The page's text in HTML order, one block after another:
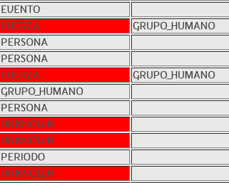
EVENTO
FUERZA
GRUPO_HUMANO
PERSONA
PERSONA
FUERZA
GRUPO_HUMANO
GRUPO_HUMANO
PERSONA
UNKNOWN
UNKNOWN
PERIODO
UNKNOWN